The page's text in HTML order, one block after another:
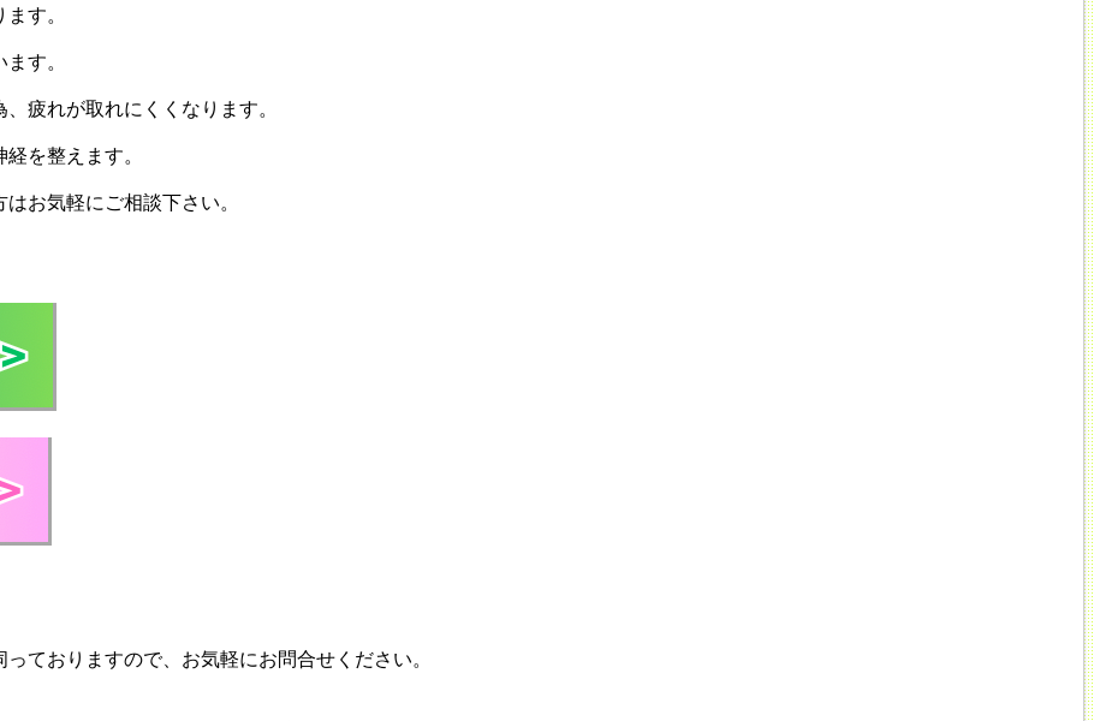
す。
す。
疲れが取れにくくなります。
を整えます。
お気軽にご相談下さい。
ておりますので、お気軽にお問合せください。